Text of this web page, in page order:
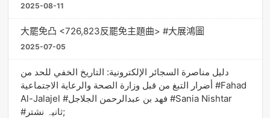
2025-08-11
大罷免凸 <726,823反罷免主題曲> #大展鴻圖
2025-07-05
دليل مناصرة السجائر الإلكترونية: التاريخ الخفي للحد من
أضرار التبغ من قبل وزارة الصحة والرعاية الاجتماعية #Fahad
Al-Jalajel #فهد بن عبدالرحمن الجلاجل #Sania Nishtar
#ثانیہ نشتر;